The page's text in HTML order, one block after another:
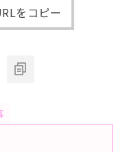
をコピー